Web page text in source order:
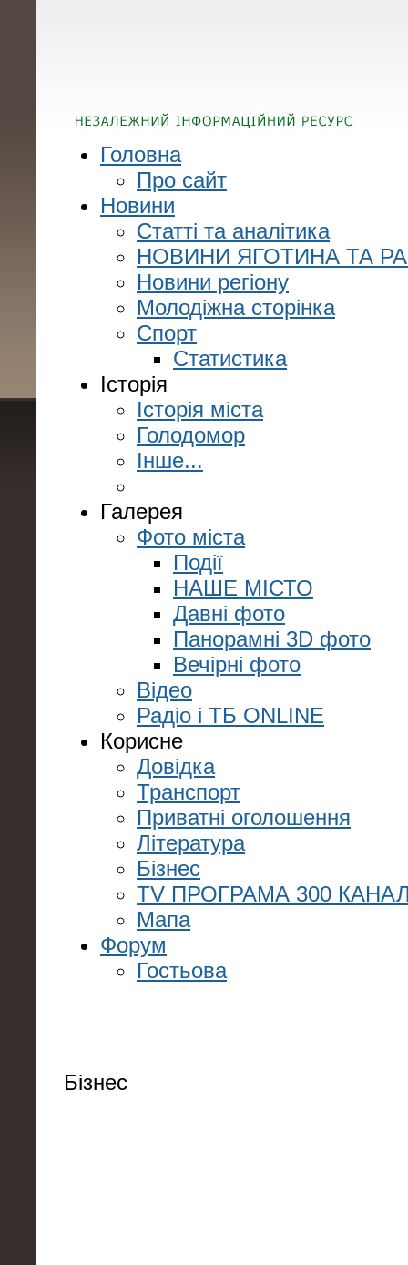
Головна
Про сайт
Новини
Статті та аналітика
НОВИНИ ЯГОТИНА ТА
Новини регіону
Молодіжна сторінка
Спорт
Статистика
Історія
Історія міста
Голодомор
Інше...
Галерея
Фото міста
Події
НАШЕ МІСТО
Давні фото
Панорамні 3D фото
Вечірні фото
Відео
Радіо і ТБ ONLINE
Корисне
Довідка
Транспорт
Приватні оголошення
Література
Бізнес
TV ПРОГРАМА 300
Мапа
Форум
Гостьова
Бізнес